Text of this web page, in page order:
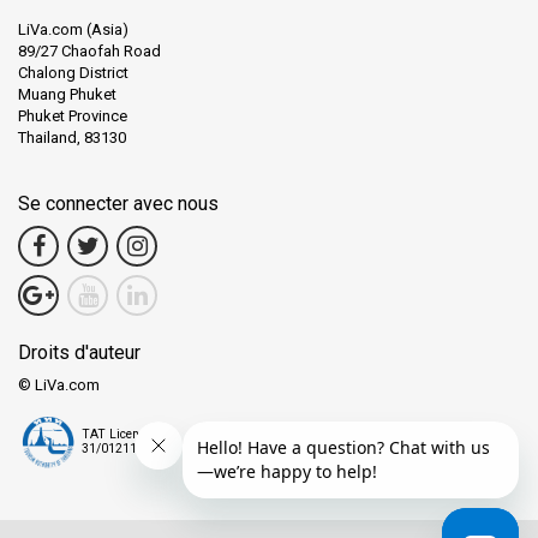
Arunsiri est idéalement situé, ce qui le rend accessible depuis la
plupart des parties de Krabi Town. La maison d'hôtes Krabi
Nature View à proximité offre une option de séjour confortable.
Depuis Arunsiri, les voyageurs peuvent facilement emprunter
différentes options de transport pour se rendre dans des lieux
marchés locaux, de restaurants et d'attractions accessibles à
pied.
L'anglais est couramment parlé au point de collecte Arunsiri, ce
qui facilite les choses pour les voyageurs internationaux.
LiVa.com (Asia)
89/27 Chaofah Road
Chalong District
Muang Phuket
Phuket Province
Thailand, 83130
Se connecter avec nous
Droits d'auteur
© LiVa.com
TAT License
31/01211